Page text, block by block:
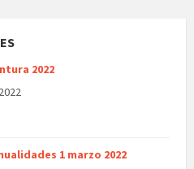
2022
1 marzo 2022